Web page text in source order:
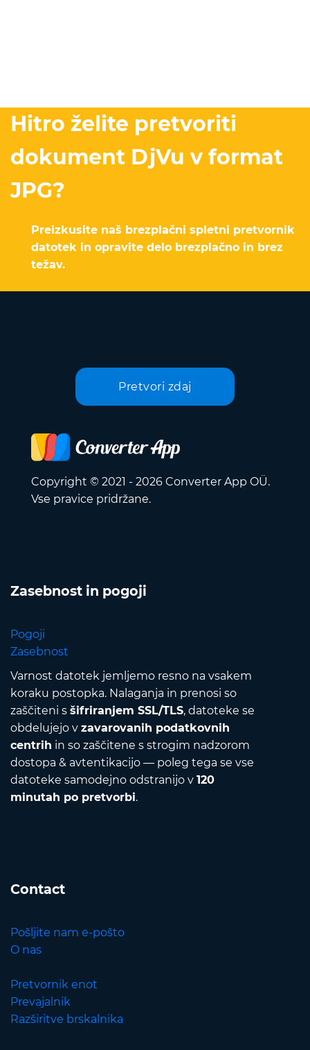
Hitro želite pretvoriti
dokument DjVu v format
JPG?
Preizkusite naš brezplačni spletni pretvornik
datotek in opravite delo brezplačno in brez
težav.
Pretvori zdaj
Copyright © 2021 - 2026 Converter App OÜ.
Vse pravice pridržane.
Zasebnost in pogoji
Pogoji
Zasebnost
Varnost datotek jemljemo resno na vsakem
koraku postopka. Nalaganja in prenosi so
zaščiteni s šifriranjem SSL/TLS, datoteke se
obdelujejo v zavarovanih podatkovnih
centrih in so zaščitene s strogim nadzorom
dostopa & avtentikacijo — poleg tega se vse
datoteke samodejno odstranijo v 120
minutah po pretvorbi.
Contact
Pošljite nam e-pošto
O nas
Pretvornik enot
Prevajalnik
Razširitve brskalnika